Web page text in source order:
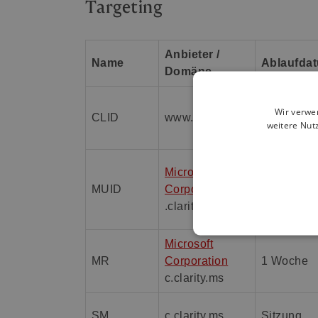
Targeting
Name
Anbieter /
Domäne
CLID www.clarity.ms 1 Jahr
MUID
Microsoft
Corporation
.clarity.ms
MR
Microsoft
Corporation
c.clarity.ms
1 Woche
SM c.clarity.ms Sitzung
Wir
weitere